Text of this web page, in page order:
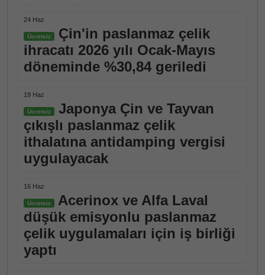
24 Haz
Ücretsiz
Çin'in paslanmaz çelik
ihracatı 2026 yılı Ocak-Mayıs
döneminde %30,84 geriledi
19 Haz
Ücretsiz
Japonya Çin ve Tayvan
çıkışlı paslanmaz çelik
ithalatına antidamping vergisi
uygulayacak
16 Haz
Ücretsiz
Acerinox ve Alfa Laval
düşük emisyonlu paslanmaz
çelik uygulamaları için iş birliği
yaptı